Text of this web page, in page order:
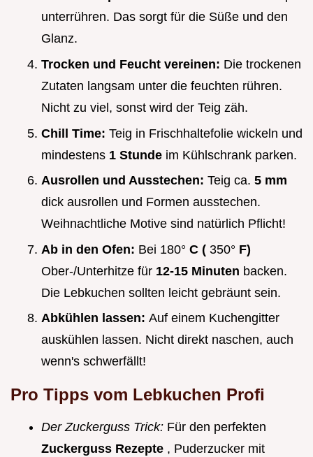
unterrühren. Das sorgt für die Süße und den
Glanz.
Trocken und Feucht vereinen: Die trockenen
Zutaten langsam unter die feuchten rühren.
Nicht zu viel, sonst wird der Teig zäh.
Chill Time: Teig in Frischhaltefolie wickeln und
mindestens 1 Stunde im Kühlschrank parken.
Ausrollen und Ausstechen: Teig ca. 5 mm
dick ausrollen und Formen ausstechen.
Weihnachtliche Motive sind natürlich Pflicht!
Ab in den Ofen: Bei 180° C ( 350° F)
Ober-/Unterhitze für 12-15 Minuten backen.
Die Lebkuchen sollten leicht gebräunt sein.
Abkühlen lassen: Auf einem Kuchengitter
auskühlen lassen. Nicht direkt naschen, auch
wenn's schwerfällt!
Pro Tipps vom Lebkuchen Profi
Der Zuckerguss Trick: Für den perfekten
Zuckerguss Rezepte , Puderzucker mit